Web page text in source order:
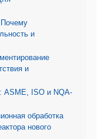
Почему
и
и
ASME, ISO и NQA-
обработка
нового